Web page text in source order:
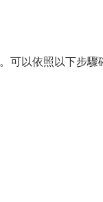
可以依照以下步驟